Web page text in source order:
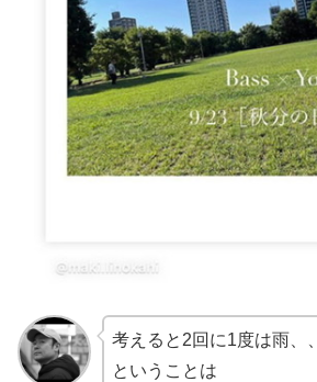
考えると2回に1度は雨、、
ということは